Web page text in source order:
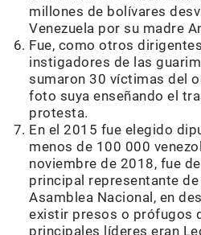
millones de bolívares
Venezuela por su madre
Fue, como otros
instigadores de las
sumaron 30 víctimas del
foto suya enseñando el
protesta.
En el 2015 fue elegido
menos de 100 000
noviembre de 2018, fue
principal representante
Asamblea Nacional, en
existir presos o prófugos
principales líderes eran